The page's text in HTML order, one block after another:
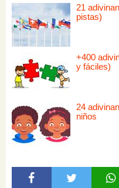
21
pistas)
+400
y fáciles)
24
niños